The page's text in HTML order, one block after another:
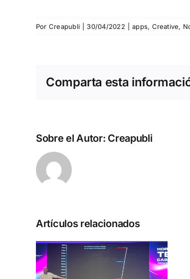
Por Creapubli 30/04/2022 apps, Creative,
Comparta esta
Sobre el Autor: Creapubli
Artículos relacionados